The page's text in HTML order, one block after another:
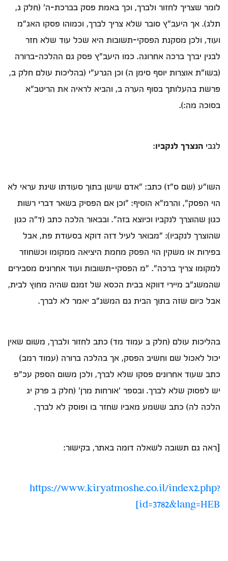
לומר שצריך לחזור ולברך, וכך באמת פסק בברכת-ה' (חלק ג,
תלג). אך היעב"ץ סובר שלא צריך לברך, וכמוהו פסקו האג"מ
ועוד, ולכן מסקנת הפסקי-תשובות היא שכל עוד שלא חזר
לבנין יברך ברכה אחרונה. כמו היעב"ץ פסק גם ההלכה-ברורה
(בשו"ת אוצרות יוסף סימן ה) וכן הגרע"י (בהליכות עולם חלק ב,
פרשת בהעלותך בסוף הערה ב, והביא לראיה את הריטב"א
בסוכה מה:).
לגבי הנצרך לנקביו:
השו"ע (שם ס"ז) כתב: "אדם שישן בתוך סעודתו שינת עראי לא
הוי הפסק", והרמ"א הוסיף: "וכן אם הפסיק בשאר דברי רשות
כגון שהוצרך לנקביו וכיוצא בזה". ובבאור הלכה כתב (ד"ה כגון
שהוצרך לנקביו): "מבואר לעיל דזה דוקא בסעודת פת, אבל
בפירות או משקין הוי הפסק מחמת היציאה ממקומו וכשחוזר
למקומו צריך ברכה". "מ הפסקי-תשובות ועוד אחרונים מסבירים
שהמשנ"ב מיירי דווקא בבית הכסא של זמנם שהיה מחוץ לבית,
אבל כיום שזה בתוך הבית גם המשנ"ב יאמר לא לברך.
בהליכות עולם (חלק ב עמוד מד) כתב לחזור ולברך, משום שאין
יכול לאכול שם וחשיב הפסק, אך בהלכה ברורה (עמוד רמב)
כתב שעוד אחרונים פסקו שלא לברך, ולכן משום הספק עכ"פ
יש לפסוק שלא לברך. ובספר 'אורחות מרן' (חלק ב פרק יג
הלכה לה) כתב ששמע מאביו שחזר בו ופוסק לא לברך.
[ראה גם תשובה לשאלה דומה באתר, בקישור:
https://www.kiryatmoshe.co.il/index2.php?
id=3782&lang=HEB]